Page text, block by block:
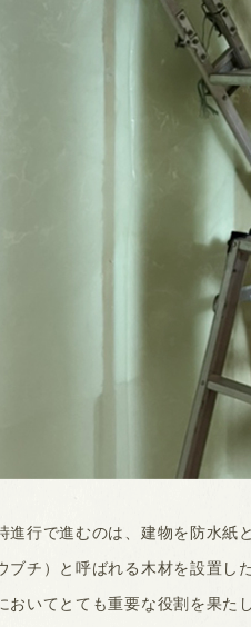
進行で進むのは、建物を防水
ブチ）と呼ばれる木材を設置し
おいてとても重要な役割を果た